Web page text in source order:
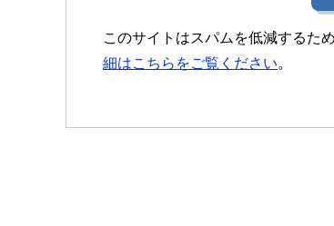
このサイトはスパムを低減するた
細はこちらをご覧ください。